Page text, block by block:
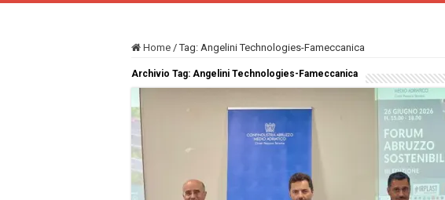
Home / Tag: Angelini Technologies-Fameccanica
Archivio Tag: Angelini Technologies-Fameccanica